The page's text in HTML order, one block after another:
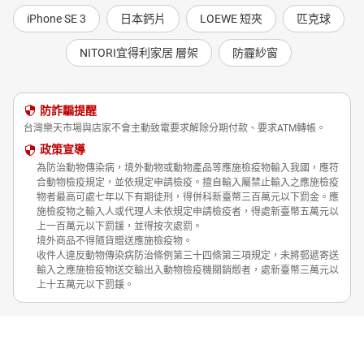
iPhone SE 3 日本鈣片 LOEWE 短夾 匹克球
NITORI宜得利家居 層架 防霾紗窗
防詐騙提醒
台灣樂天市場與店家不會主動致電要求解除分期付款、要求ATM轉帳。
政策宣導
為防治動物傳染病，境外動物或動物產品等應施檢疫物輸入我國，應符
合動物檢疫規定，並依規定申請檢疫。擅自輸入屬禁止輸入之應施檢疫
物者最高可處七年以下有期徒刑，得併科新臺幣三百萬元以下罰金。應
施檢疫物之輸入人或代理人未依規定申請檢疫者，得處新臺幣五萬元以
上一百萬元以下罰鍰，並得按次處罰。
境外商品不得隨貨贈送應施檢疫物。
收件人違反動物傳染病防治條例第三十四條第三項規定，未將郵遞寄送
輸入之應施檢疫物送交輸出入動物檢疫機關銷燬者，處新臺幣三萬元以
上十五萬元以下罰鍰。